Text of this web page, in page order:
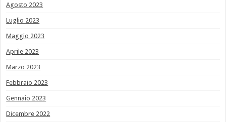
Agosto 2023
Luglio 2023
Maggio 2023
Aprile 2023
Marzo 2023
Febbraio 2023
Gennaio 2023
Dicembre 2022